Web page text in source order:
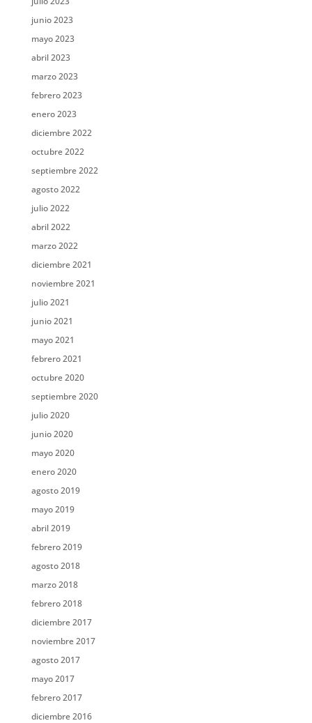
junio 2023
mayo 2023
abril 2023
marzo 2023
febrero 2023
enero 2023
diciembre 2022
octubre 2022
septiembre 2022
agosto 2022
julio 2022
abril 2022
marzo 2022
diciembre 2021
noviembre 2021
julio 2021
junio 2021
mayo 2021
febrero 2021
octubre 2020
septiembre 2020
julio 2020
junio 2020
mayo 2020
enero 2020
agosto 2019
mayo 2019
abril 2019
febrero 2019
agosto 2018
marzo 2018
febrero 2018
diciembre 2017
noviembre 2017
agosto 2017
mayo 2017
febrero 2017
diciembre 2016